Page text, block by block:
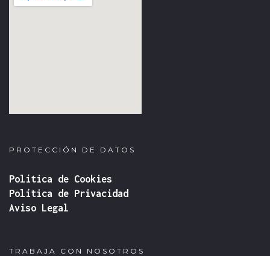
PROTECCIÓN DE DATOS
Política de Cookies
Política de Privacidad
Aviso Legal
TRABAJA CON NOSOTROS